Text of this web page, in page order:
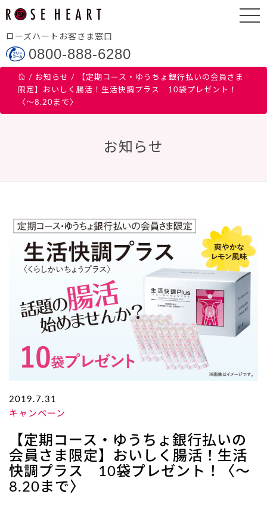
ローズハートお客さま窓口
0800-888-6280
/ お知らせ /
【定期コース・ゆうちょ銀行払いの会員さま
限定】おいしく腸活！生活快調プラス 10袋プレゼント！
〈～8.20まで〉
お知らせ
2019.7.31
キャンペーン
【定期コース・ゆうちょ銀行払いの
会員さま限定】おいしく腸活！生活
快調プラス 10袋プレゼント！〈～
8.20まで〉